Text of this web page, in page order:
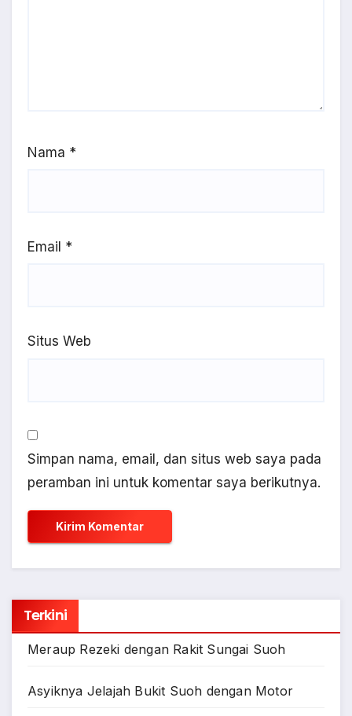
Nama *
Email *
Situs Web
Simpan nama, email, dan situs web saya pada
peramban ini untuk komentar saya berikutnya.
Terkini
Meraup Rezeki dengan Rakit Sungai Suoh
Asyiknya Jelajah Bukit Suoh dengan Motor